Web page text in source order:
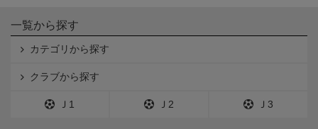
一覧から探す
カテゴリから探す
クラブから探す
Ｊ1 Ｊ2 Ｊ3